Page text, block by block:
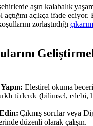
aşırı kalabalık
açtığını açıkça ifade ediyor.
zorlaştırdığı
Eleştirel okuma
türlerde (bilimsel, edebi,
Çıkmış sorular veya
düzenli olarak çalışın.